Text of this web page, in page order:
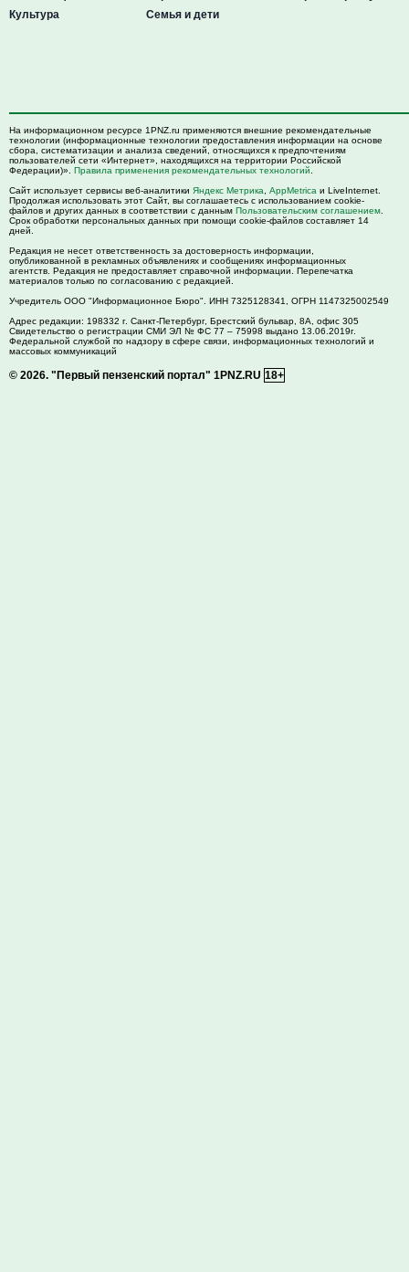
Культура
Семья и дети
На информационном ресурсе 1PNZ.ru применяются внешние рекомендательные
технологии (информационные технологии предоставления информации на основе
сбора, систематизации и анализа сведений, относящихся к предпочтениям
пользователей сети «Интернет», находящихся на территории Российской
Федерации)». Правила применения рекомендательных технологий
Сайт использует сервисы веб-аналитики Яндекс Метрика AppMetrica и LiveInternet.
Продолжая использовать этот Сайт, вы соглашаетесь с использованием cookie-
файлов и других данных в соответствии с данным Пользовательским соглашением
Срок обработки персональных данных при помощи cookie-файлов составляет 14
дней.
Редакция не несет ответственность за достоверность информации,
опубликованной в рекламных объявлениях и сообщениях информационных
агентств. Редакция не предоставляет справочной информации. Перепечатка
материалов только по согласованию с редакцией.
Учредитель ООО "Информационное Бюро". ИНН 7325128341, ОГРН 1147325002549
Адрес редакции: 198332 г. Санкт-Петербург, Брестский бульвар, 8А, офис 305
Свидетельство о регистрации СМИ ЭЛ № ФС 77 – 75998 выдано 13.06.2019г.
Федеральной службой по надзору в сфере связи, информационных технологий и
массовых коммуникаций
© 2026. "Первый пензенский портал" 1PNZ.RU 18+